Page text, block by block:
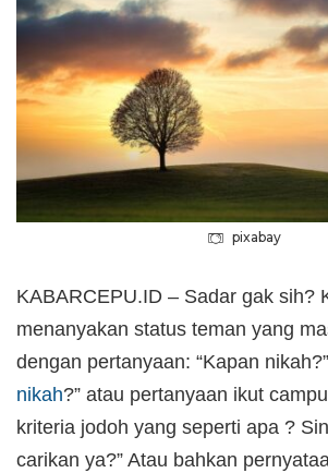
pixabay
KABARCEPU.ID – Sadar gak sih?
menanyakan status teman yang
dengan pertanyaan: “Kapan
nikah?” atau pertanyaan ikut
kriteria jodoh yang seperti apa ?
carikan ya?” Atau bahkan